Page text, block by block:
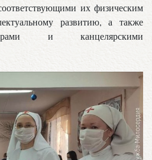
их физическим
развитию, а также
и канцелярскими